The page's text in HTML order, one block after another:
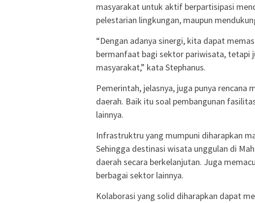
masyarakat untuk aktif berpartisipasi
pelestarian lingkungan, maupun
“Dengan adanya sinergi, kita dapat
bermanfaat bagi sektor pariwisata, tetapi
masyarakat,” kata Stephanus.
Pemerintah, jelasnya, juga punya rencana
daerah. Baik itu soal pembangunan
lainnya.
Infrastruktru yang mumpuni diharapkan
Sehingga destinasi wisata unggulan di
daerah secara berkelanjutan. Juga
berbagai sektor lainnya.
Kolaborasi yang solid diharapkan dapat